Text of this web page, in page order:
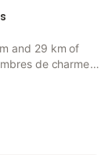
and 29 km of
de charme
area.